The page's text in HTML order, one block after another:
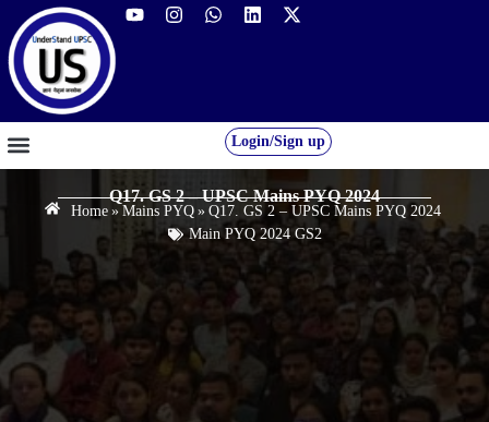
Login/Sign up
Q17. GS 2 – UPSC Mains PYQ 2024
Home » Mains PYQ » Q17. GS 2 – UPSC Mains PYQ 2024
Main PYQ 2024 GS2